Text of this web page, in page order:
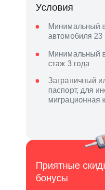
Приятные
бонусы
Заграничный
паспорт, для
миграционная
Минимальный
стаж 3 года
Минимальный
автомобиля 23
Условия